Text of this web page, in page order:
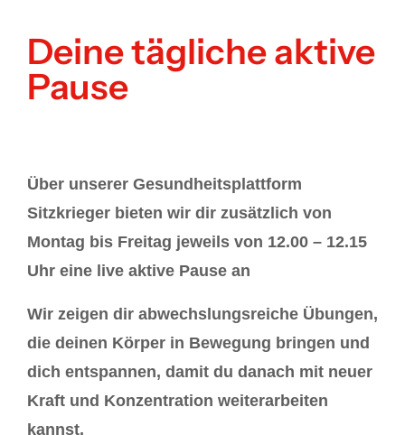
Deine tägliche aktive
Pause
Über unserer Gesundheitsplattform
Sitzkrieger bieten wir dir zusätzlich von
Montag bis Freitag jeweils von 12.00 – 12.15
Uhr eine live aktive Pause an
Wir zeigen dir abwechslungsreiche Übungen,
die deinen Körper in Bewegung bringen und
dich entspannen, damit du danach mit neuer
Kraft und Konzentration weiterarbeiten
kannst.